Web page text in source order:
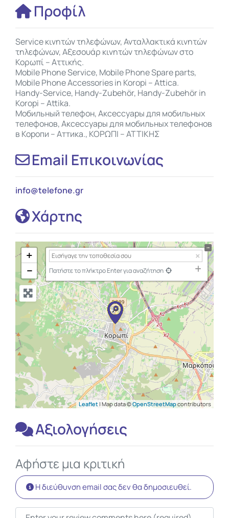
Προφίλ
Service κινητών τηλεφώνων, Ανταλλακτικά κινητών
τηλεφώνων, Αξεσουάρ κινητών τηλεφώνων στο
Κορωπί – Αττικής.
Mobile Phone Service, Mobile Phone Spare parts,
Mobile Phone Accessories in Koropi – Attica.
Handy-Service, Handy-Zubehör, Handy-Zubehör in
Koropi – Attika.
Мобильный телефон, Аксессуары для мобильных
телефонов, Аксессуары для мобильных телефонов
в Коропи – Аттика., ΚΟΡΩΠΙ – ΑΤΤΙΚΗΣ
Email Επικοινωνίας
info@telefone.gr
Χάρτης
+
−
Πατήστε το πλήκτρο Enter για αναζήτηση
Leaflet | Map data ©OpenStreetMapcontributors
Αξιολογήσεις
Αφήστε μια κριτική
Η διεύθυνση email σας δεν θα δημοσιευθεί.
Κείμενο κριτικής